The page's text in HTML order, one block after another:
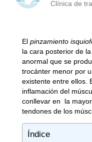
Clínica de
El pinzamiento
la cara posterior de
anormal que se
trocánter menor por
existente entre ellos.
inflamación del
conllevar en la
tendones de los
Índice